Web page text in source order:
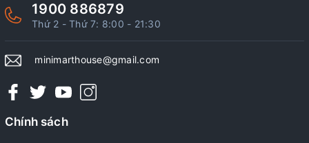
1900 886879
Thứ 2 - Thứ 7: 8:00 - 21:30
minimarthouse@gmail.com
Chính sách